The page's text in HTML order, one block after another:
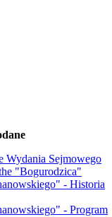
Wydania Sejmowego
"Bogurodzica"
- Historia
- Program